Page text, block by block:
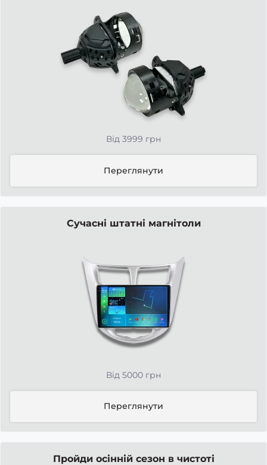
Від 3999 грн
Переглянути
Сучасні штатні магнітоли
Від 5000 грн
Переглянути
Пройди осінній сезон в чистоті